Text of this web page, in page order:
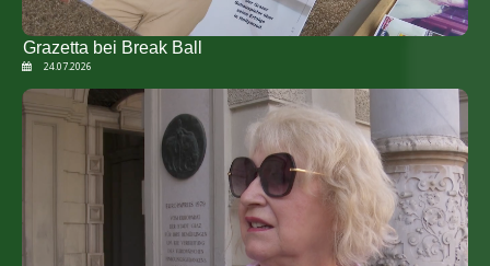
Grazetta bei Break Ball
24.07.2026